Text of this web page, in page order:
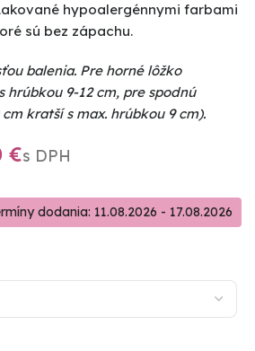
hypoalergénnymi farbami
sú bez zápachu.
balenia. Pre horné lôžko
hrúbkou 9-12 cm, pre spodnú
kratší s max. hrúbkou 9 cm).
€
dodania: 11.08.2026 - 17.08.2026